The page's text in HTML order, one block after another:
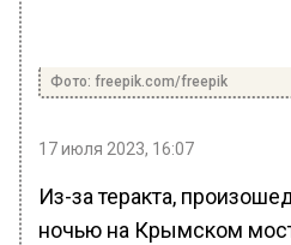
Фото: freepik.com/freepik
17 июля 2023, 16:07
Из-за теракта,
ночью на Крымском